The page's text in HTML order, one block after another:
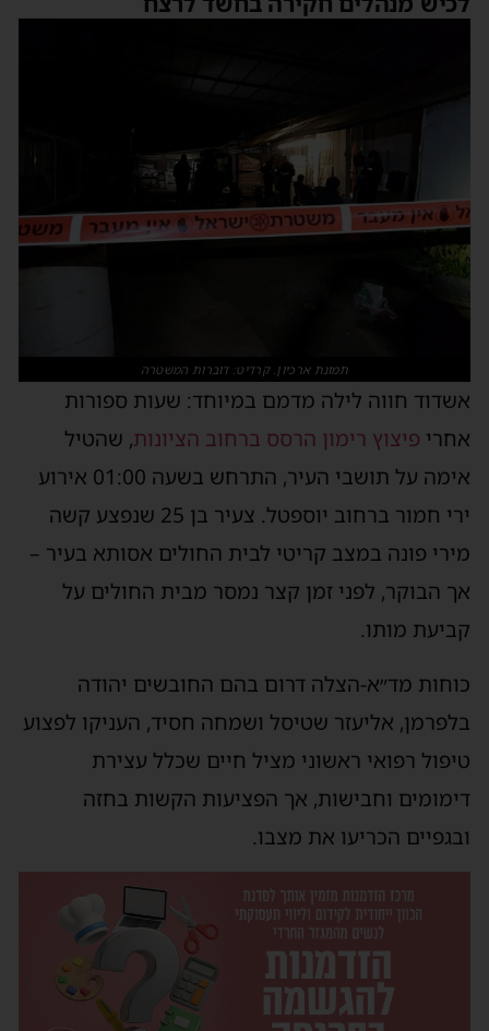
תמונת ארכיון. קרדיט: דוברות המשטרה
חווה לילה מדמם במיוחד: שעות ספורות
פיצוץ רימון הרסס ברחוב הציונות, שהטיל
אימה על תושבי העיר, התרחש בשעה 01:00 אירוע
ירי חמור ברחוב יוספטל. צעיר בן 25 שנפצע קשה
פונה במצב קריטי לבית החולים אסותא בעיר –
הבוקר, לפני זמן קצר נמסר מבית החולים על
מותו.
מד״א-הצלה דרום בהם החובשים יהודה
אליעזר שטיסל ושמחה חסיד, העניקו לפצוע
רפואי ראשוני מציל חיים שכלל עצירת
וחבישות, אך הפציעות הקשות בחזה
הכריעו את מצבו.